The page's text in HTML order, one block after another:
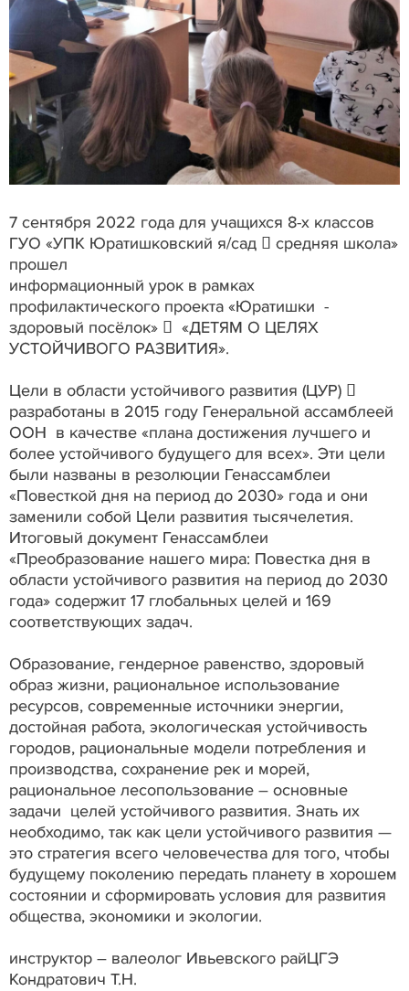
7 сентября 2022 года для учащихся 8-х классов
ГУО «УПК Юратишковский я/сад  средняя школа»
прошел
информационный урок в рамках
профилактического проекта «Юратишки -
здоровый посёлок»  «ДЕТЯМ О ЦЕЛЯХ
УСТОЙЧИВОГО РАЗВИТИЯ».
Цели в области устойчивого развития (ЦУР) 
разработаны в 2015 году Генеральной ассамблеей
ООН в качестве «плана достижения лучшего и
более устойчивого будущего для всех». Эти цели
были названы в резолюции Генассамблеи
«Повесткой дня на период до 2030» года и они
заменили собой Цели развития тысячелетия.
Итоговый документ Генассамблеи
«Преобразование нашего мира: Повестка дня в
области устойчивого развития на период до 2030
года» содержит 17 глобальных целей и 169
соответствующих задач.
Образование, гендерное равенство, здоровый
образ жизни, рациональное использование
ресурсов, современные источники энергии,
достойная работа, экологическая устойчивость
городов, рациональные модели потребления и
производства, сохранение рек и морей,
рациональное лесопользование – основные
задачи целей устойчивого развития. Знать их
необходимо, так как цели устойчивого развития —
это стратегия всего человечества для того, чтобы
будущему поколению передать планету в хорошем
состоянии и сформировать условия для развития
общества, экономики и экологии.
инструктор – валеолог Ивьевского райЦГЭ
Кондратович Т.Н.